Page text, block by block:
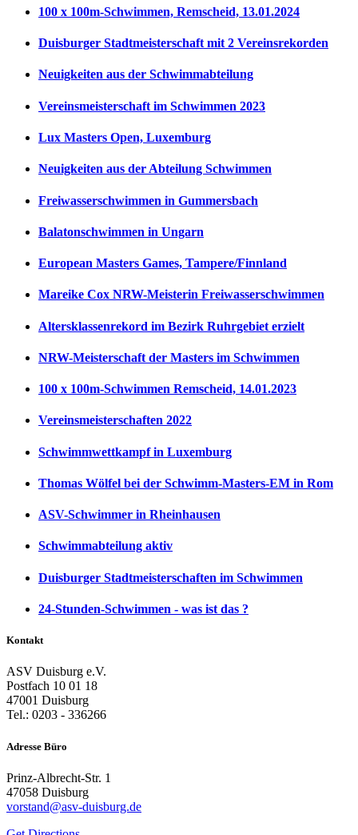
100 x 100m-Schwimmen, Remscheid, 13.01.2024
Duisburger Stadtmeisterschaft mit 2 Vereinsrekorden
Neuigkeiten aus der Schwimmabteilung
Vereinsmeisterschaft im Schwimmen 2023
Lux Masters Open, Luxemburg
Neuigkeiten aus der Abteilung Schwimmen
Freiwasserschwimmen in Gummersbach
Balatonschwimmen in Ungarn
European Masters Games, Tampere/Finnland
Mareike Cox NRW-Meisterin Freiwasserschwimmen
Altersklassenrekord im Bezirk Ruhrgebiet erzielt
NRW-Meisterschaft der Masters im Schwimmen
100 x 100m-Schwimmen Remscheid, 14.01.2023
Vereinsmeisterschaften 2022
Schwimmwettkampf in Luxemburg
Thomas Wölfel bei der Schwimm-Masters-EM in Rom
ASV-Schwimmer in Rheinhausen
Schwimmabteilung aktiv
Duisburger Stadtmeisterschaften im Schwimmen
24-Stunden-Schwimmen - was ist das ?
Kontakt
ASV Duisburg e.V.
Postfach 10 01 18
47001 Duisburg
Tel.: 0203 - 336266
Adresse Büro
Prinz-Albrecht-Str. 1
47058 Duisburg
vorstand@asv-duisburg.de